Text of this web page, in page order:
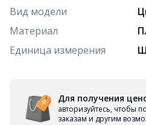
Вид модели
Материал
Единица измерения
Для получения
авторизуйтесь, чтобы
заказам и другим